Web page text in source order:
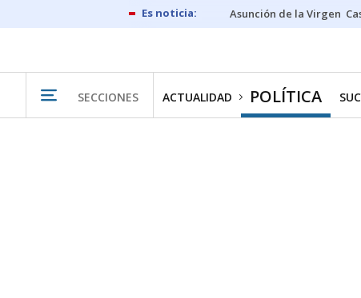
Asunción de la Virgen
SECCIONES ACTUALIDAD POLÍTICA